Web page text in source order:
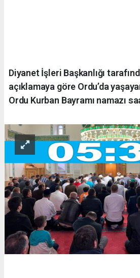
Diyanet İşleri Başkanlığı
açıklamaya göre Ordu’da
Ordu Kurban Bayramı namazı